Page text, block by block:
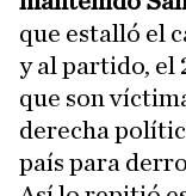
que estalló el
y al partido, el
que son
derecha
país para